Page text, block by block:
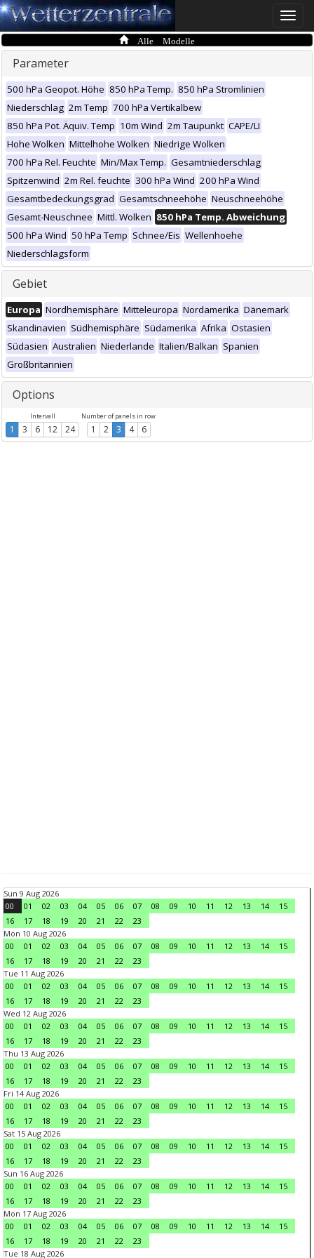
Toggle
Alle Modelle
Parameter
500 hPa Geopot. Höhe 850 hPa Temp. 850 hPa Stromlinien
Niederschlag 2m Temp 700 hPa Vertikalbew
850 hPa Pot. Äquiv. Temp 10m Wind 2m Taupunkt CAPE/LI
Hohe Wolken Mittelhohe Wolken Niedrige Wolken
700 hPa Rel. Feuchte Min/Max Temp. Gesamtniederschlag
Spitzenwind 2m Rel. feuchte 300 hPa Wind 200 hPa Wind
Gesamtbedeckungsgrad Gesamtschneehöhe Neuschneehöhe
Gesamt-Neuschnee Mittl. Wolken 850 hPa Temp. Abweichung
500 hPa Wind 50 hPa Temp Schnee/Eis Wellenhoehe
Niederschlagsform
Gebiet
Europa Nordhemisphäre Mitteleuropa Nordamerika Dänemark
Skandinavien Südhemisphäre Südamerika Afrika Ostasien
Südasien Australien Niederlande Italien/Balkan Spanien
Großbritannien
Options
Intervall
1 3 6 12 24
Number of panels in row
1 2 3 4 6
Sun 9 Aug 2026
00
01 02 03 04 05 06 07 08 09 10 11 12 13 14
15
16
17 18 19 20 21 22
23
Mon 10 Aug 2026
00
01 02 03 04 05 06 07 08 09 10 11 12 13 14
15
16
17 18 19 20 21 22
23
Tue 11 Aug 2026
00
01 02 03 04 05 06 07 08 09 10 11 12 13 14
15
16
17 18 19 20 21 22
23
Wed 12 Aug 2026
00
01 02 03 04 05 06 07 08 09 10 11 12 13 14
15
16
17 18 19 20 21 22
23
Thu 13 Aug 2026
00
01 02 03 04 05 06 07 08 09 10 11 12 13 14
15
16
17 18 19 20 21 22
23
Fri 14 Aug 2026
00
01 02 03 04 05 06 07 08 09 10 11 12 13 14
15
16
17 18 19 20 21 22
23
Sat 15 Aug 2026
00
01 02 03 04 05 06 07 08 09 10 11 12 13 14
15
16
17 18 19 20 21 22
23
Sun 16 Aug 2026
00
01 02 03 04 05 06 07 08 09 10 11 12 13 14
15
16
17 18 19 20 21 22
23
Mon 17 Aug 2026
00
01 02 03 04 05 06 07 08 09 10 11 12 13 14
15
16
17 18 19 20 21 22
23
Tue 18 Aug 2026